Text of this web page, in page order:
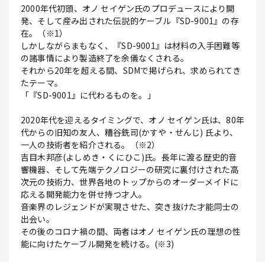
2000年代初頭、オノ セイゲン氏のプロデュースにより開
発、そして産み出された伝説的ケーブル『SD-9001』の存
在。（※1）
しかしながらまもなく、『SD-9001』は材料の入手困難等
の諸事情により製造終了を余儀なくされる。
それから20年を超える間、SDMで掲げられ、求められてき
たテーマ。
「『SD-9001』に代わるものを。」
2020年代を迎えるタイミングで、オノ セイゲン氏は、80年
代からの旧知の友人、糟谷銑司(かすや・せんじ) 氏より、
一人の技術者を紹介される。（※2）
吉目木邦彦(よしめき・くにひこ)氏。長年に渡る歴史的音
響機器、そして先端テクノロジーの研究に裏付けされた高
次元の技術力、世界各地のトップからのオーダーメイドに
応える開発能力を併せ持つ才人。
音楽界のレジェンドが実現させた、突き抜けた才能同士の
出会い。
その後のコロナ禍の間、両者はオノ セイゲン氏の理想の性
能に向けたケーブル開発を続ける。(※3)